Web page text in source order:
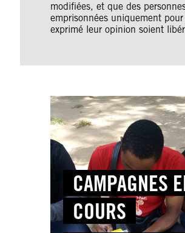
modifiées, et que des
emprisonnées uniquement pour
exprimé leur opinion soient
CAMPAGNES
COURS